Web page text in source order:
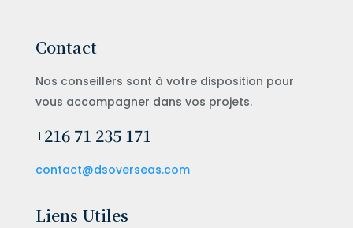
Contact
Nos conseillers sont à votre disposition pour
vous accompagner dans vos projets.
+216 71 235 171
contact@dsoverseas.com
Liens Utiles